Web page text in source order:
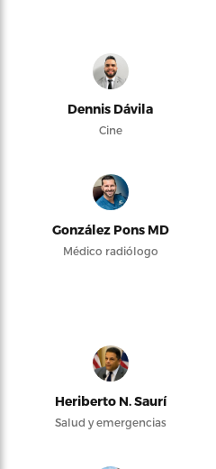
Dennis Dávila
Cine
González Pons MD
Médico radiólogo
Heriberto N. Saurí
Salud y emergencias